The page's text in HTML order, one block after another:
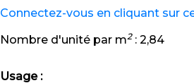
Connectez-vous en cliquant sur
Nombre d'unité par m2: 2,84
Usage :